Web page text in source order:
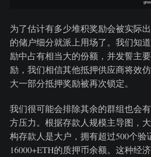
为了估计有多少堆积奖励会被实际
的储户细分就派上用场了。我们知
励中占有相当大的份额，并发誓主
励，我们相信其他抵押供应商将效
大一部分抵押奖励被再次锁定。
我们很可能会排除其余的群组也会
方压力。根据存款人规模主导图，
构存款人是大户，拥有超过500个验
16000+ETH的质押币余额。这种经